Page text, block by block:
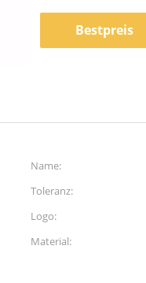
Bestpreis
Name:
Toleranz:
Logo:
Material: